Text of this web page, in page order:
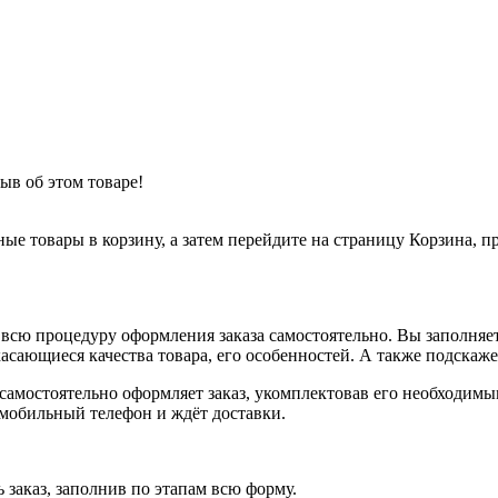
об этом товаре!
товары в корзину, а затем перейдите на страницу Корзина,
процедуру оформления заказа самостоятельно. Вы
качества товара, его особенностей. А также
оформляет заказ, укомплектовав его
телефон и ждёт доставки.
заполнив по этапам всю форму.